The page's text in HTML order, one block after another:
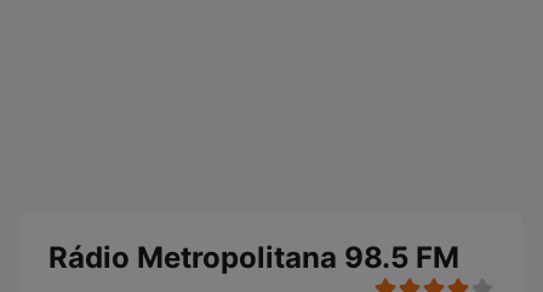
Rádio Metropolitana 98.5 FM